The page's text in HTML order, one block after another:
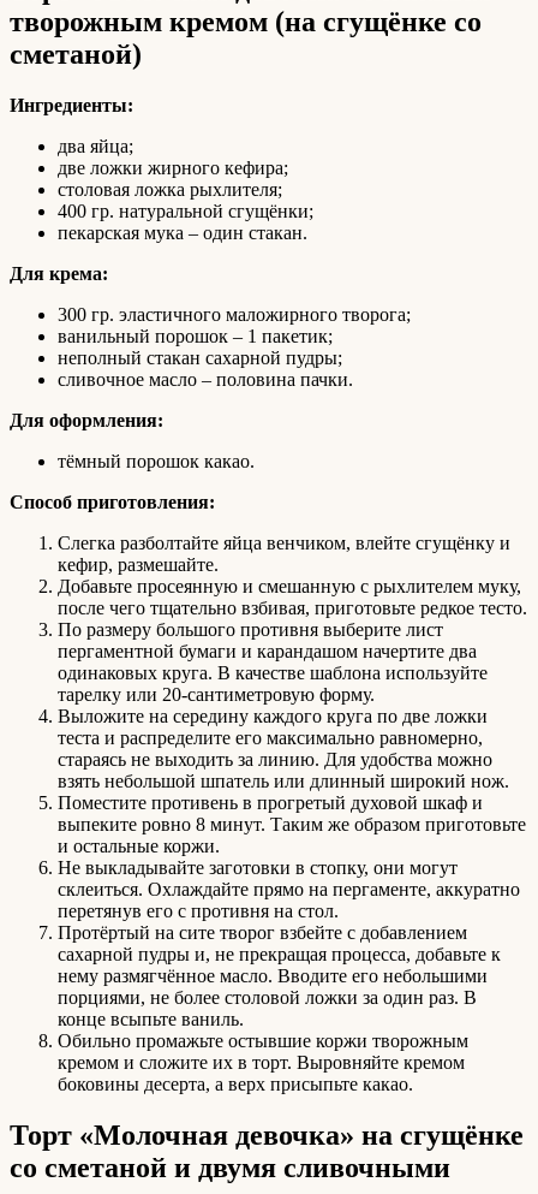
творожным кремом (на сгущёнке со
сметаной)
Ингредиенты:
два яйца;
две ложки жирного кефира;
столовая ложка рыхлителя;
400 гр. натуральной сгущёнки;
пекарская мука – один стакан.
Для крема:
300 гр. эластичного маложирного творога;
ванильный порошок – 1 пакетик;
неполный стакан сахарной пудры;
сливочное масло – половина пачки.
Для оформления:
тёмный порошок какао.
Способ приготовления:
Слегка разболтайте яйца венчиком, влейте сгущёнку и
кефир, размешайте.
Добавьте просеянную и смешанную с рыхлителем муку,
после чего тщательно взбивая, приготовьте редкое тесто.
По размеру большого противня выберите лист
пергаментной бумаги и карандашом начертите два
одинаковых круга. В качестве шаблона используйте
тарелку или 20-сантиметровую форму.
Выложите на середину каждого круга по две ложки
теста и распределите его максимально равномерно,
стараясь не выходить за линию. Для удобства можно
взять небольшой шпатель или длинный широкий нож.
Поместите противень в прогретый духовой шкаф и
выпеките ровно 8 минут. Таким же образом приготовьте
и остальные коржи.
Не выкладывайте заготовки в стопку, они могут
склеиться. Охлаждайте прямо на пергаменте, аккуратно
перетянув его с противня на стол.
Протёртый на сите творог взбейте с добавлением
сахарной пудры и, не прекращая процесса, добавьте к
нему размягчённое масло. Вводите его небольшими
порциями, не более столовой ложки за один раз. В
конце всыпьте ваниль.
Обильно промажьте остывшие коржи творожным
кремом и сложите их в торт. Выровняйте кремом
боковины десерта, а верх присыпьте какао.
Торт «Молочная девочка» на сгущёнке
со сметаной и двумя сливочными